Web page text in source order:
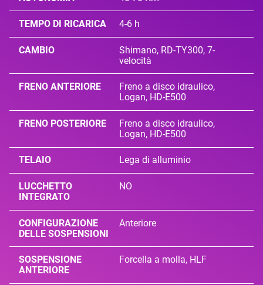
TEMPO DI RICARICA 4-6 h
CAMBIO
Shimano, RD-TY300, 7-
velocità
FRENO ANTERIORE
Freno a disco idraulico,
Logan, HD-E500
FRENO POSTERIORE
Freno a disco idraulico,
Logan, HD-E500
TELAIO Lega di alluminio
LUCCHETTO
INTEGRATO
NO
CONFIGURAZIONE
DELLE SOSPENSIONI
Anteriore
SOSPENSIONE
ANTERIORE
Forcella a molla, HLF